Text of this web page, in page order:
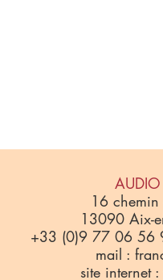
AUDIO
16
13090 Aix-
+33 (0)9 77 06 56
mail :
site internet